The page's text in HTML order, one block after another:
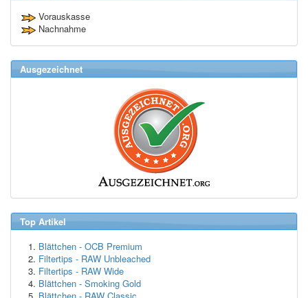
Vorauskasse
Nachnahme
Ausgezeichnet
Top Artikel
Blättchen - OCB Premium
Filtertips - RAW Unbleached
Filtertips - RAW Wide
Blättchen - Smoking Gold